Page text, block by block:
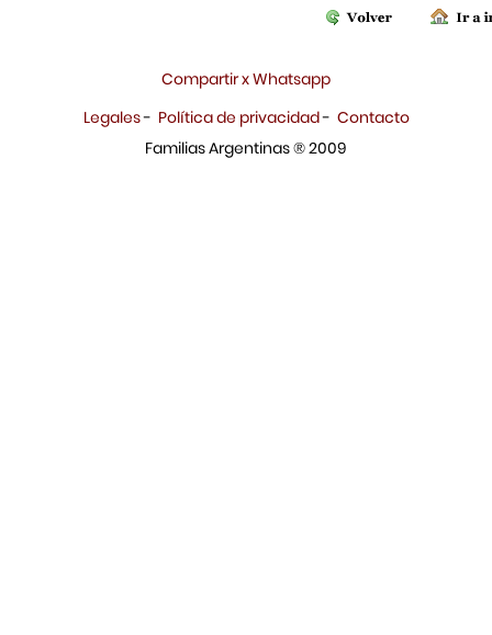
Compartir x Whatsapp
Legales- Política de privacidad- Contacto
Familias Argentinas ® 2009